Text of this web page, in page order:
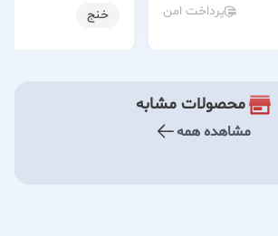
پرداخت امن
خنج
محصولات مشابه
مشاهده همه